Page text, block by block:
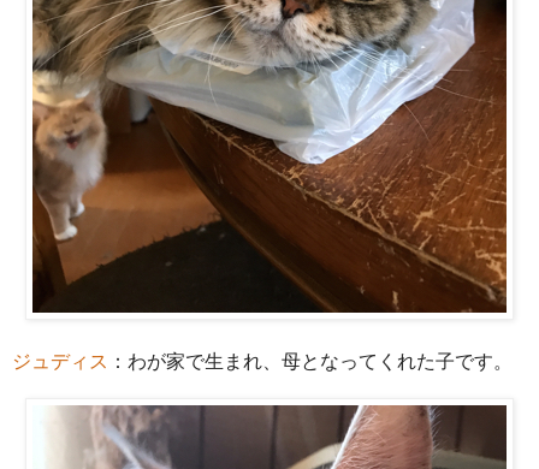
ジュディス ：わが家で生まれ、母となってくれた子です。